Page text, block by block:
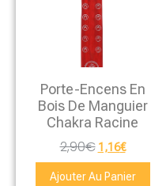
Porte-Encens En
Bois De Manguier
Chakra Racine
2,90€ 1,16€
Ajouter Au Panier